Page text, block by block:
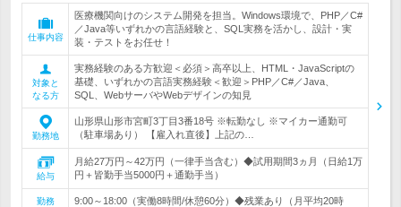
仕事内容
医療機関向けのシステム開発を担当。Windows環境で、PHP／C#
／Java等いずれかの言語経験と、SQL実務を活かし、設計・実
装・テストをお任せ！
対象と
なる方
実務経験のある方歓迎＜必須＞高卒以上、HTML・JavaScriptの
基礎、いずれかの言語実務経験＜歓迎＞PHP／C#／Java、
SQL、WebサーバやWebデザインの知見
勤務地
山形県山形市宮町3丁目3番18号 ※転勤なし ※マイカー通勤可
（駐車場あり） 【雇入れ直後】上記の…
給与
月給27万円～42万円（一律手当含む）◆試用期間3ヵ月（日給1万
円＋皆勤手当5000円＋通勤手当）
勤務
9:00～18:00（実働8時間/休憩60分）◆残業あり（月平均20時